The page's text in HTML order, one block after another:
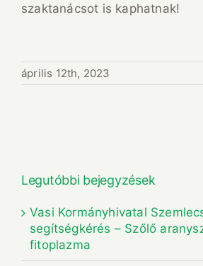
szaktanácsot is kaphatnak!
április 12th, 2023
Legutóbbi bejegyzések
Vasi Kormányhivatal
segítségkérés – Szőlő
fitoplazma